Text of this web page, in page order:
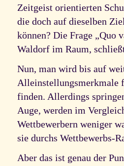
Zeitgeist orientierten
die doch auf dieselben
können? Die Frage „Quo
Waldorf im Raum,
Nun, man wird bis auf
Alleinstellungsmerkmale
finden. Allerdings
Auge, werden im
Wettbewerbern weniger
sie durchs Wettbewerbs-
Aber das ist genau der